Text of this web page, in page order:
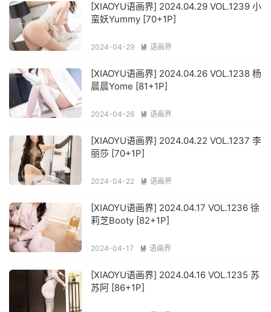
[XIAOYU语画界] 2024.04.29 VOL.1239 小
蛮妖Yummy [70+1P]
2024-04-29  语画界
[XIAOYU语画界] 2024.04.26 VOL.1238 杨
晨晨Yome [81+1P]
2024-04-26  语画界
[XIAOYU语画界] 2024.04.22 VOL.1237 李
丽莎 [70+1P]
2024-04-22  语画界
[XIAOYU语画界] 2024.04.17 VOL.1236 徐
莉芝Booty [82+1P]
2024-04-17  语画界
[XIAOYU语画界] 2024.04.16 VOL.1235 苏
苏阿 [86+1P]